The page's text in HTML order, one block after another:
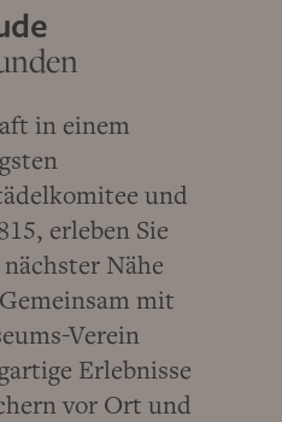
in einem
und
erleben Sie
Nähe
mit
Verein
Erlebnisse
vor Ort und